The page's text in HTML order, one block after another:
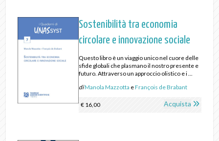
Sostenibilità tra economia
circolare e innovazione sociale
Questo libro è un viaggio unico nel cuore delle
sfide globali che plasmano il nostro presente e
futuro. Attraverso un approccio olistico e i ...
diManola Mazzotta eFrançois de Brabant
€ 16,00 Acquista